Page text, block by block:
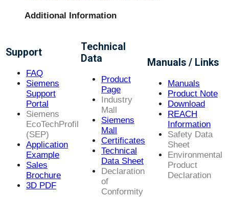
Additional Information
Support
FAQ
Siemens
Support
Portal
Siemens
EcoTechProfil
(SEP)
Application
Example
Sales
Brochure
3D PDF
Technical
Data
Product
Page
Industry
Mall
Siemens
Mall
Certificates
Technical
Data Sheet
Declaration
of
Conformity
Manuals / Links
Manuals
Product Note
Download
REACH
Information
Safety Data
Sheet
Environmental
Product
Declaration